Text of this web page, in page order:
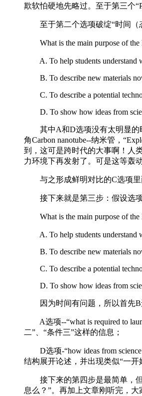
欺软怕硬地先略过。至于第三个
至于第二个选项破绽“时间（态
What is the main purpose of the
A. To help students understand
B. To describe new materials
C. To describe a potential
D. To show how ideas from
其中A和D选项没有太明显的时
角Carbon nanotube--纳米管，
到，这可是跨时代的大事啊！人
力环境下再发射了。可是这等轰
与之形成鲜明对比的C选项里面
接下来就是第三步：假设选项
What is the main purpose of the
A. To help students understand
B. To describe new materials
C. To describe a potential
D. To show how ideas from
因为时间有问题，所以首先B
A选项--“what is required to
二”、“条件三”这样的信息；
D选项-“how ideas from science
结构展开论述，并出现类似“一开
接下来的第四步是最简单，但
息么？”。再加上文章刚听完，